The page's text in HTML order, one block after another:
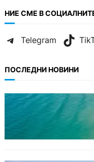
НИЕ СМЕ В
Telegram
ПОСЛЕДНИ НОВИНИ
ИКОНОМИКА
бази по